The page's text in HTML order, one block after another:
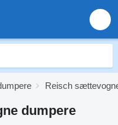
Reisch
dumpere